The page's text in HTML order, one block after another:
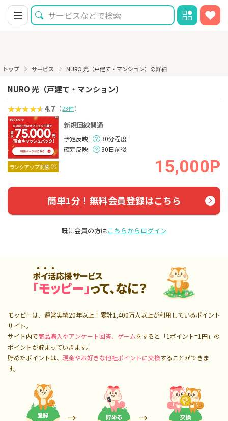
トップ サービス NURO 光（戸建て・マンション）の詳細
NURO 光（戸建て・マンション）
4.7 （23件）
ランクアップ対象
新規回線開通
予定反映
30分程度
確定反映
30日前後
15,000P
簡単1分！無料会員登録はこちら
既に会員の方はこちらからログイン
ポイ活応援サービス
「モッピー」って、なに？
モッピーは、運営実績20年以上！累計1,400万人以上が利用しているポイント
サイト。
サイト内で商品購入やアンケート回答、ゲームをすると「1ポイント=1円」の
ポイントが貯まっていきます。
貯めたポイントは、 現金やお好きな他社ポイントに交換することができま
す。